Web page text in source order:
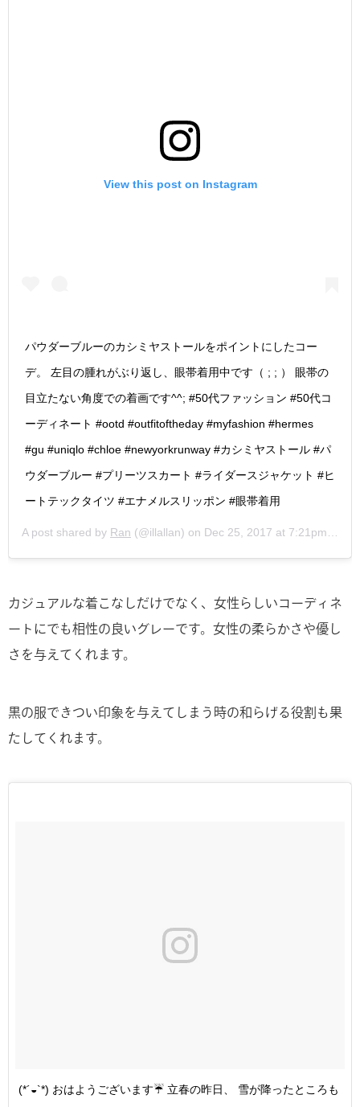
View this post on Instagram
パウダーブルーのカシミヤストールをポイントにしたコー
デ。 左目の腫れがぶり返し、眼帯着用中です（ ; ; ） 眼帯の
目立たない角度での着画です^^; #50代ファッション #50代コ
ーディネート #ootd #outfitoftheday #myfashion #hermes
#gu #uniqlo #chloe #newyorkrunway #カシミヤストール #パ
ウダーブルー #プリーツスカート #ライダースジャケット #ヒ
ートテックタイツ #エナメルスリッポン #眼帯着用
A post shared by Ran (@illallan) on Dec 25, 2017 at 7:21pm PST
カジュアルな着こなしだけでなく、女性らしいコーディネ
ートにでも相性の良いグレーです。女性の柔らかさや優し
さを与えてくれます。
黒の服できつい印象を与えてしまう時の和らげる役割も果
たしてくれます。
(*´◒`*) おはようございます☔️ 立春の昨日、 雪が降ったところも